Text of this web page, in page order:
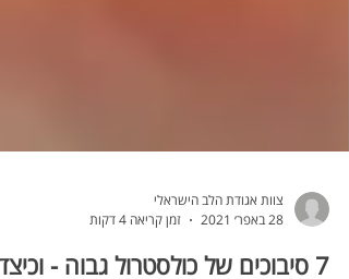
28 באפר׳ 2021
זמן קריאה 4 דקות